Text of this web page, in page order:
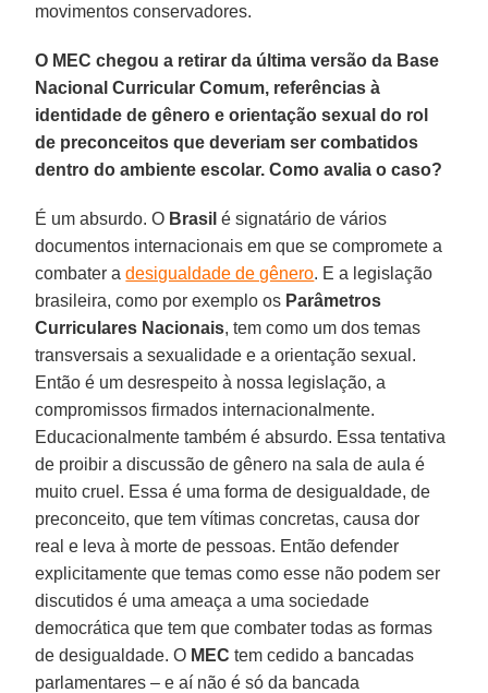
movimentos conservadores.
O MEC chegou a retirar da última versão da Base
Nacional Curricular Comum, referências à
identidade de gênero e orientação sexual do rol
de preconceitos que deveriam ser combatidos
dentro do ambiente escolar. Como avalia o caso?
É um absurdo. O Brasil é signatário de vários
documentos internacionais em que se compromete a
combater adesigualdade de gênero. E a legislação
brasileira, como por exemplo os Parâmetros
Curriculares Nacionais, tem como um dos temas
transversais a sexualidade e a orientação sexual.
Então é um desrespeito à nossa legislação, a
compromissos firmados internacionalmente.
Educacionalmente também é absurdo. Essa tentativa
de proibir a discussão de gênero na sala de aula é
muito cruel. Essa é uma forma de desigualdade, de
preconceito, que tem vítimas concretas, causa dor
real e leva à morte de pessoas. Então defender
explicitamente que temas como esse não podem ser
discutidos é uma ameaça a uma sociedade
democrática que tem que combater todas as formas
de desigualdade. O MEC tem cedido a bancadas
parlamentares – e aí não é só da bancada